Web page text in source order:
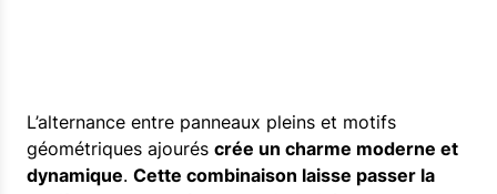
L’alternance entre panneaux pleins et motifs
géométriques ajourés crée un charme moderne et
dynamique. Cette combinaison laisse passer la